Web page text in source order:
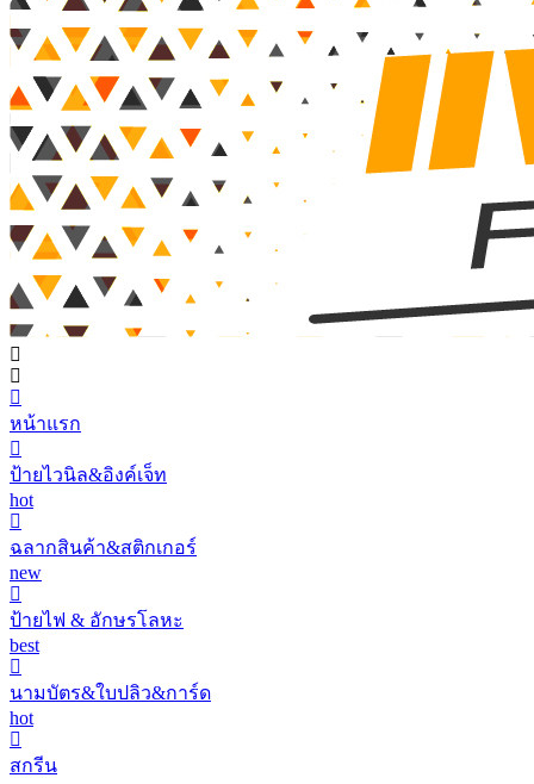
หน้าแรก
ป้ายไวนิล&อิงค์เจ็ท
hot
ฉลากสินค้า&สติกเกอร์
new
ป้ายไฟ & อักษรโลหะ
best
นามบัตร&ใบปลิว&การ์ด
hot
สกรีน